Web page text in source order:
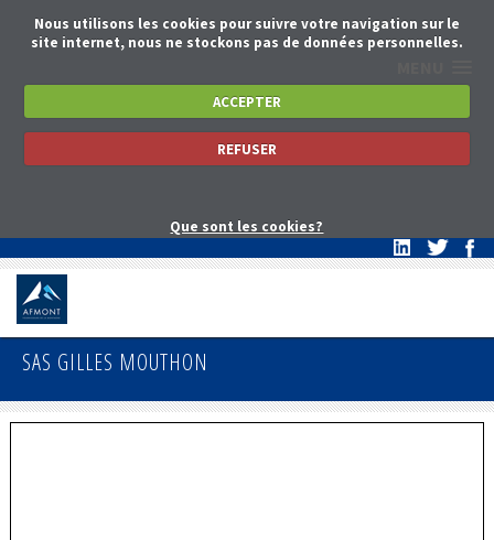
Nous utilisons les cookies pour suivre votre navigation sur le
site internet, nous ne stockons pas de données personnelles.
ACCEPTER
REFUSER
Que sont les cookies?
SAS GILLES MOUTHON